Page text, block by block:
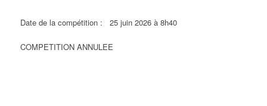
Date de la compétition : 25 juin 2026 à 8h40
COMPETITION ANNULEE